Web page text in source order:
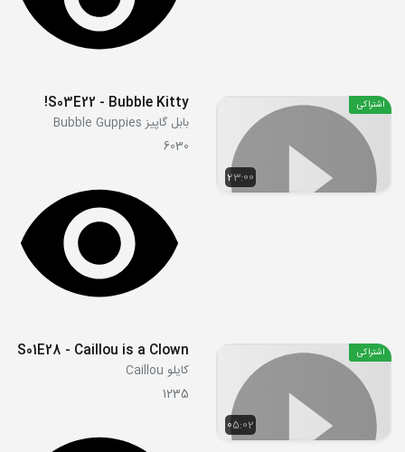
23:00
اشتراکی S03E22 - Bubble Kitty!
بابل گاپیز Bubble Guppies
6030
05:02
اشتراکی S01E28 - Caillou is a Clown
کایلو Caillou
1235